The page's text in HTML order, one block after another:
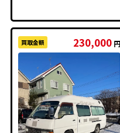
買取金額 230,000 円